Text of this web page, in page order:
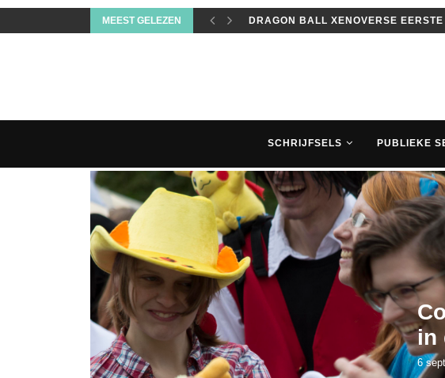
MEEST GELEZEN MICROSOFT OFFICE 2016 VOOR
SCHRIJFSELS PUBLIEKE
Cosplay- en mangafestival
in de Japanse tuin
6 september 2015